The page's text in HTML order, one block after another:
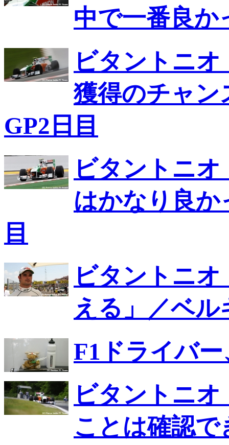
中で一番良か
ビタントニ
獲得のチャン
GP2日目
ビタントニ
はかなり良か
目
ビタントニ
える」／ベ
F1ドライバ
ビタントニ
ことは確認